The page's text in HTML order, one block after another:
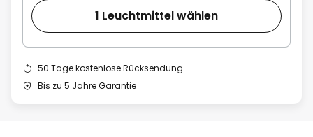
1 Leuchtmittel wählen
50 Tage kostenlose Rücksendung
Bis zu 5 Jahre Garantie